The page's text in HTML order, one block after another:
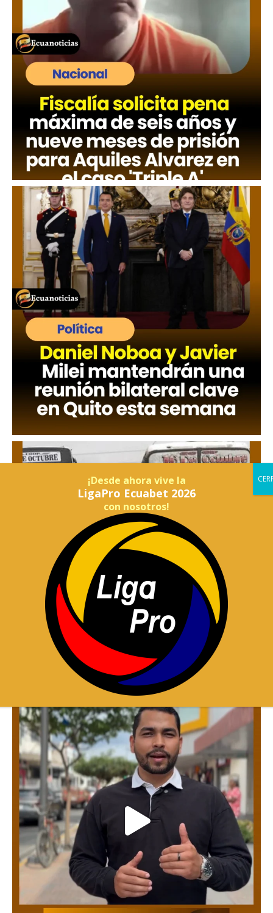
¡Desde ahora vive la
LigaPro Ecuabet 2026
con nosotros!